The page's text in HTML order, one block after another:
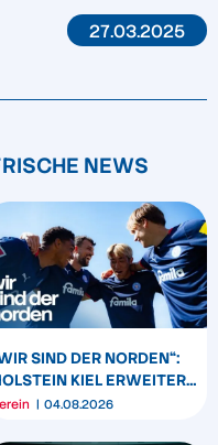
27.03.2025
NEWS
SIND DER NORDEN“:
KIEL ERWEITERT
MARKENBILD
04.08.2026